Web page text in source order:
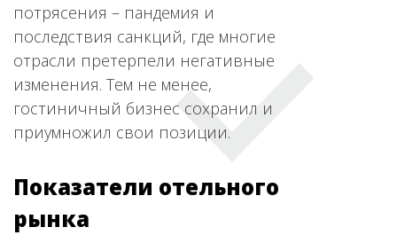
потрясения – пандемия и
последствия санкций, где многие
отрасли претерпели негативные
изменения. Тем не менее,
гостиничный бизнес сохранил и
приумножил свои позиции.
Показатели отельного
рынка